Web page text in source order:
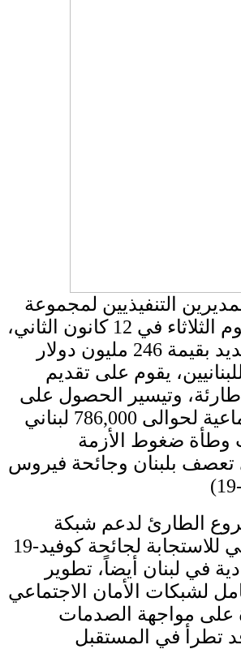
التنفيذيين لمجموعة
البنك الدولي، يوم الثلاثاء في 12 كانون الثاني،
على مشروع جديد بقيمة 246 مليون دولار
يقوم على تقديم
طارئة، وتيسير الحصول على
الخدمات الاجتماعية لحوالى 786,000 لبناني
وطأة ضغوط الأزمة
تعصف بلبنان وجائحة فيروس
الطارئ لدعم شبكة
الأمان الاجتماعي للاستجابة لجائحة كوفيد-19
في لبنان أيضاً، تطوير
لشبكات الأمان الاجتماعي
على مواجهة الصدمات